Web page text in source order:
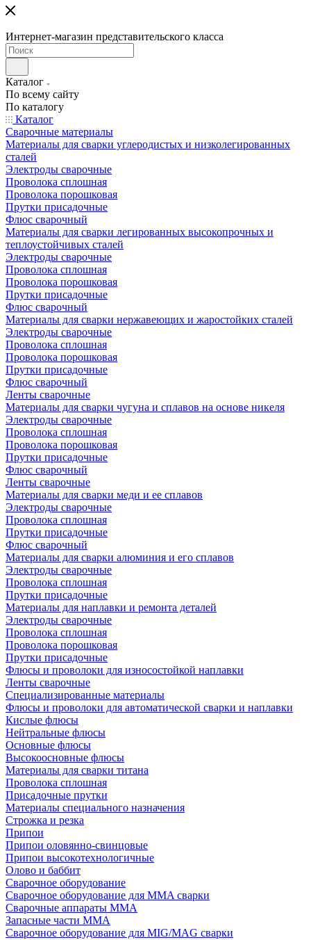
Интернет-магазин представительского класса
Каталог
По всему сайту
По каталогу
Каталог
Сварочные материалы
Материалы для сварки углеродистых и низколегированных
сталей
Электроды сварочные
Проволока сплошная
Проволока порошковая
Прутки присадочные
Флюс сварочный
Материалы для сварки легированных высокопрочных и
теплоустойчивых сталей
Электроды сварочные
Проволока сплошная
Проволока порошковая
Прутки присадочные
Флюс сварочный
Материалы для сварки нержавеющих и жаростойких сталей
Электроды сварочные
Проволока сплошная
Проволока порошковая
Прутки присадочные
Флюс сварочный
Ленты сварочные
Материалы для сварки чугуна и сплавов на основе никеля
Электроды сварочные
Проволока сплошная
Проволока порошковая
Прутки присадочные
Флюс сварочный
Ленты сварочные
Материалы для сварки меди и ее сплавов
Электроды сварочные
Проволока сплошная
Прутки присадочные
Флюс сварочный
Материалы для сварки алюминия и его сплавов
Электроды сварочные
Проволока сплошная
Прутки присадочные
Материалы для наплавки и ремонта деталей
Электроды сварочные
Проволока сплошная
Проволока порошковая
Прутки присадочные
Флюсы и проволоки для износостойкой наплавки
Ленты сварочные
Специализированные материалы
Флюсы и проволоки для автоматической сварки и наплавки
Кислые флюсы
Нейтральные флюсы
Основные флюсы
Высокоосновные флюсы
Материалы для сварки титана
Проволока сплошная
Присадочные прутки
Материалы специального назначения
Строжка и резка
Припои
Припои оловянно-свинцовые
Припои высокотехнологичные
Олово и баббит
Сварочное оборудование
Сварочное оборудование для MMA сварки
Сварочные аппараты MMA
Запасные части MMA
Сварочное оборудование для MIG/MAG сварки